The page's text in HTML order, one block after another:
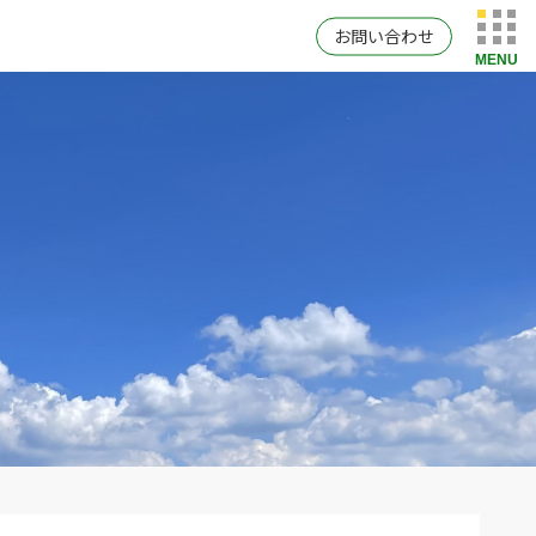
お問い合わせ
MENU